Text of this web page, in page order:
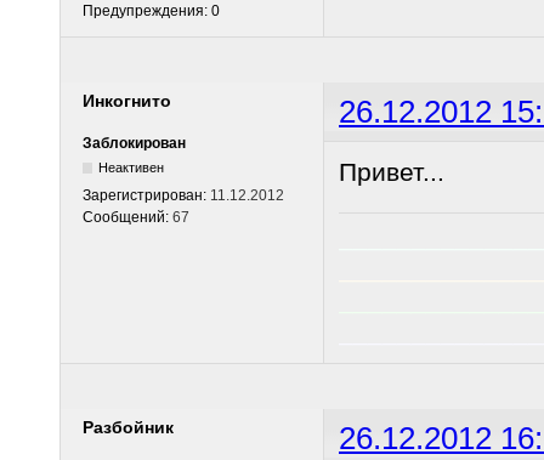
Предупреждения: 0
Инкогнито 26.12.2012
Заблокирован
Неактивен
Зарегистрирован: 11.12.2012
Сообщений: 67
Привет...
Разбойник 26.12.2012